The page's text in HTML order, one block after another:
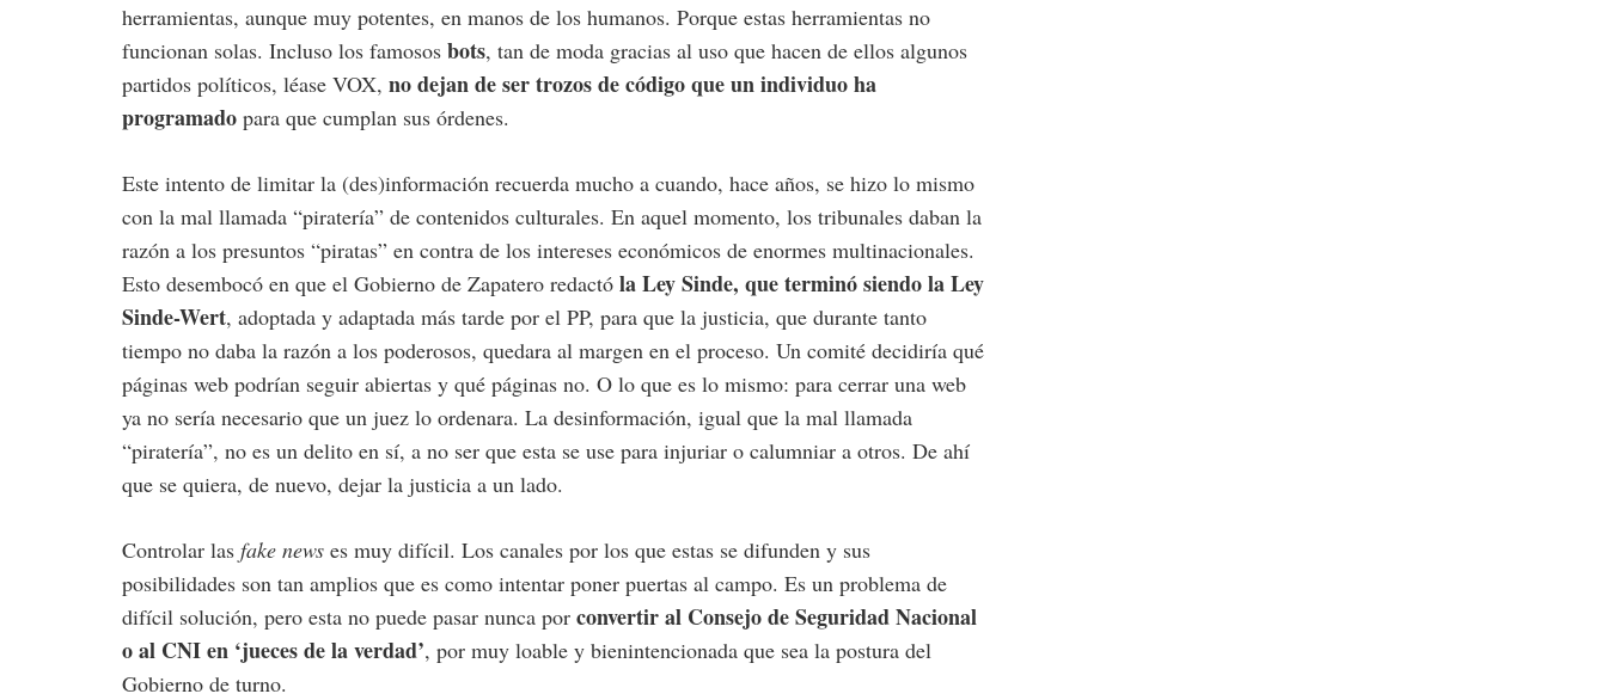
herramientas, aunque muy potentes, en manos de los humanos. Porque estas herramientas no
funcionan solas. Incluso los famosos bots, tan de moda gracias al uso que hacen de ellos algunos
partidos políticos, léase VOX, no dejan de ser trozos de código que un individuo ha
programado para que cumplan sus órdenes.
Este intento de limitar la (des)información recuerda mucho a cuando, hace años, se hizo lo mismo
con la mal llamada “piratería” de contenidos culturales. En aquel momento, los tribunales daban la
razón a los presuntos “piratas” en contra de los intereses económicos de enormes multinacionales.
Esto desembocó en que el Gobierno de Zapatero redactó la Ley Sinde, que terminó siendo la Ley
Sinde-Wert, adoptada y adaptada más tarde por el PP, para que la justicia, que durante tanto
tiempo no daba la razón a los poderosos, quedara al margen en el proceso. Un comité decidiría qué
páginas web podrían seguir abiertas y qué páginas no. O lo que es lo mismo: para cerrar una web
ya no sería necesario que un juez lo ordenara. La desinformación, igual que la mal llamada
“piratería”, no es un delito en sí, a no ser que esta se use para injuriar o calumniar a otros. De ahí
que se quiera, de nuevo, dejar la justicia a un lado.
Controlar las fake news es muy difícil. Los canales por los que estas se difunden y sus
posibilidades son tan amplios que es como intentar poner puertas al campo. Es un problema de
difícil solución, pero esta no puede pasar nunca por convertir al Consejo de Seguridad Nacional
o al CNI en ‘jueces de la verdad’, por muy loable y bienintencionada que sea la postura del
Gobierno de turno.